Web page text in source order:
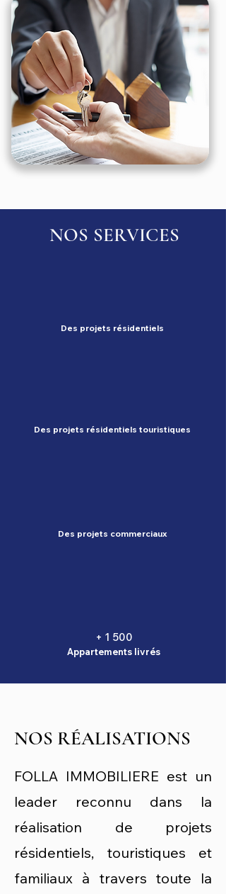
NOS SERVICES
Des projets résidentiels
Des projets résidentiels touristiques
Des projets commerciaux
+ 1 500
Appartements livrés
NOS RÉALISATIONS
FOLLA IMMOBILIERE est un
leader reconnu dans la
réalisation de projets
résidentiels, touristiques et
familiaux à travers toute la